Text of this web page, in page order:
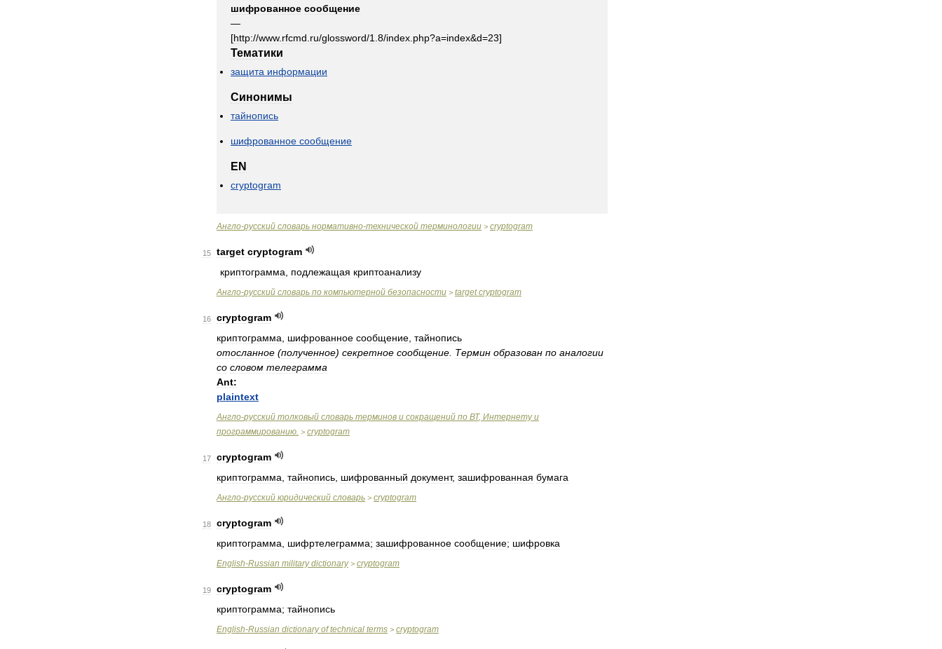
шифрованное сообщение
—
[http://www. rfcmd ru/glossword/1 8/index php?a=index&d=23]
Тематики
защита информации
Синонимы
тайнопись
шифрованное сообщение
EN
cryptogram
Англо-русский словарь нормативно-технической терминологии > cryptogram
15 target cryptogram
криптограмма
подлежащая криптоанализу
Англо-русский словарь по компьютерной безопасности > target cryptogram
16
cryptogram
криптограмма
шифрованное сообщение тайнопись
отосланное (полученное) секретное сообщение Термин образован по аналогии
со словом телеграмма
Ant:
plaintext
Англо-русский толковый словарь терминов и сокращений по ВТ, Интернету и
программированию. > cryptogram
17
cryptogram
криптограмма тайнопись шифрованный документ, зашифрованная бумага
Англо-русский юридический словарь > cryptogram
18
cryptogram
криптограмма
шифртелеграмма; зашифрованное сообщение; шифровка
English-Russian military dictionary> cryptogram
19
cryptogram
криптограмма; тайнопись
English-Russian dictionary of technical terms > cryptogram